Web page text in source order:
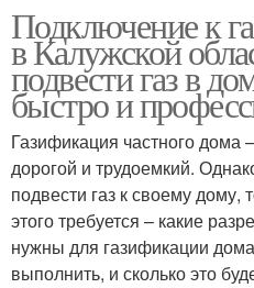
Подключение к
в Калужской
подвести газ в
быстро и
Газификация частного дома
дорогой и трудоемкий.
подвести газ к своему дому,
этого требуется – какие
нужны для газификации
выполнить, и сколько это